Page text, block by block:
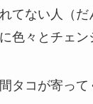
てない人（だ
色々とチェン
タコが寄って